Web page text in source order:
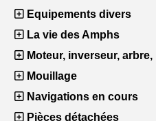
Equipements divers
La vie des Amphs
Moteur, inverseur, arbre,
Mouillage
Navigations en cours
Pièces détachées